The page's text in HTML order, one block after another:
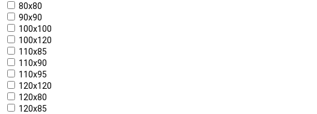
80x80
90x90
100x100
100x120
110x85
110x90
110x95
120x120
120x80
120x85